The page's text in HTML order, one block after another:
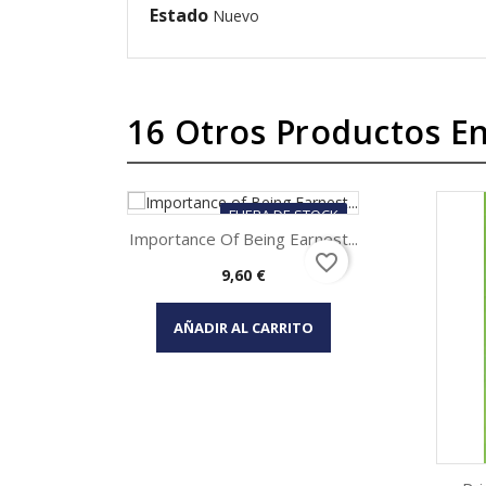
Estado Nuevo
16 Otros Productos
FUERA DE STOCK
Vista rápida
Importance Of Being Earnest...
Precio
9,60 €
AÑADIR AL CARRITO
favorite_border